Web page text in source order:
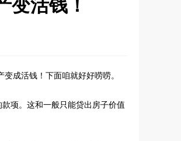
成活钱！下面咱就好好唠唠。
项。这和一般只能贷出房子价值